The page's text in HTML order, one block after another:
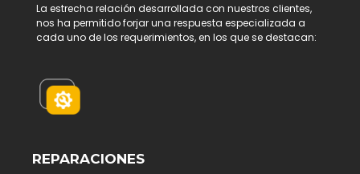
La estrecha relación desarrollada con nuestros clientes,
nos ha permitido forjar una respuesta especializada a
cada uno de los requerimientos, en los que se destacan:
REPARACIONES